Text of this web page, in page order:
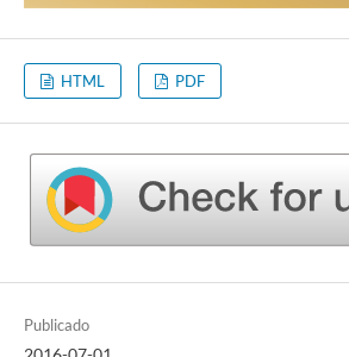
HTML PDF
Publicado